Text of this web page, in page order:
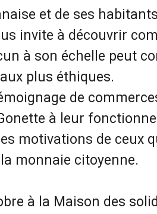
et de ses
invite à découvrir
à son échelle peut
plus éthiques.
de
à leur
motivations de ceux
la monnaie citoyenne.
à la Maison des